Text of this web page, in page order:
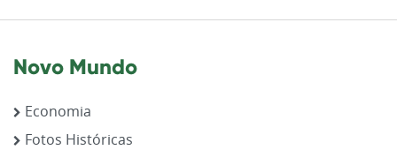
Novo Mundo
Economia
Fotos Históricas